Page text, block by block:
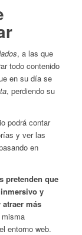
, a las que
todo contenido
en su día se
, perdiendo su
podrá contar
y ver las
en
pretenden que
y
más
entorno web.